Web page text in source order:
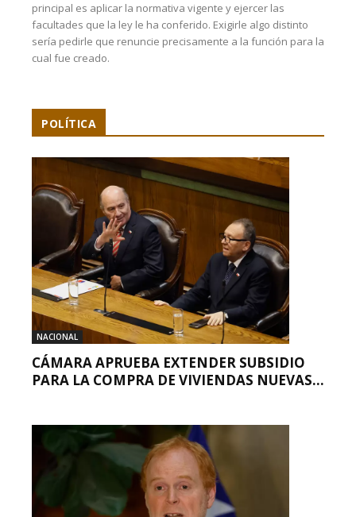
principal es aplicar la normativa vigente y ejercer las
facultades que la ley le ha conferido. Exigirle algo distinto
sería pedirle que renuncie precisamente a la función para la
cual fue creado.
POLÍTICA
NACIONAL
CÁMARA APRUEBA EXTENDER SUBSIDIO
PARA LA COMPRA DE VIVIENDAS NUEVAS...